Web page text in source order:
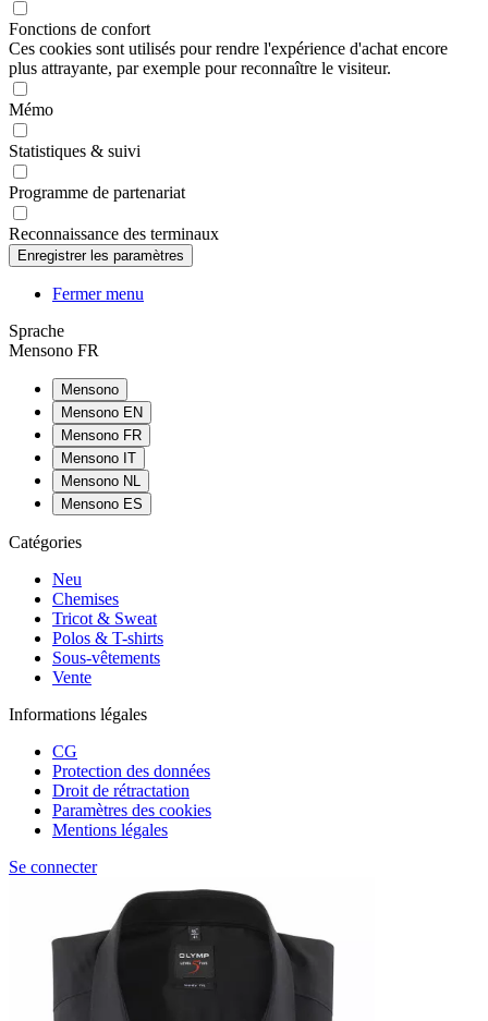
Fonctions de confort
Ces cookies sont utilisés pour rendre l'expérience d'achat encore
plus attrayante, par exemple pour reconnaître le visiteur.
Mémo
Statistiques & suivi
Programme de partenariat
Reconnaissance des terminaux
Fermer menu
Sprache
Mensono FR
Mensono
Mensono EN
Mensono FR
Mensono IT
Mensono NL
Mensono ES
Catégories
Neu
Chemises
Tricot & Sweat
Polos & T-shirts
Sous-vêtements
Vente
Informations légales
CG
Protection des données
Droit de rétractation
Paramètres des cookies
Mentions légales
Se connecter